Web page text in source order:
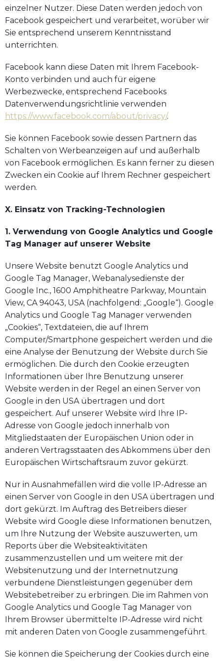
einzelner Nutzer. Diese Daten werden jedoch von
Facebook gespeichert und verarbeitet, worüber wir
Sie entsprechend unserem Kenntnisstand
unterrichten.
Facebook kann diese Daten mit Ihrem Facebook-
Konto verbinden und auch für eigene
Werbezwecke, entsprechend Facebooks
Datenverwendungsrichtlinie verwenden
https://www.facebook.com/about/privacy/.
Sie können Facebook sowie dessen Partnern das
Schalten von Werbeanzeigen auf und außerhalb
von Facebook ermöglichen. Es kann ferner zu diesen
Zwecken ein Cookie auf Ihrem Rechner gespeichert
werden.
X. Einsatz von Tracking-Technologien
1. Verwendung von Google Analytics und Google
Tag Manager auf unserer Website
Unsere Website benutzt Google Analytics und
Google Tag Manager, Webanalysedienste der
Google Inc., 1600 Amphitheatre Parkway, Mountain
View, CA 94043, USA (nachfolgend: „Google“). Google
Analytics und Google Tag Manager verwenden
„Cookies“, Textdateien, die auf Ihrem
Computer/Smartphone gespeichert werden und die
eine Analyse der Benutzung der Website durch Sie
ermöglichen. Die durch den Cookie erzeugten
Informationen über Ihre Benutzung unserer
Website werden in der Regel an einen Server von
Google in den USA übertragen und dort
gespeichert. Auf unserer Website wird Ihre IP-
Adresse von Google jedoch innerhalb von
Mitgliedstaaten der Europäischen Union oder in
anderen Vertragsstaaten des Abkommens über den
Europäischen Wirtschaftsraum zuvor gekürzt.
Nur in Ausnahmefällen wird die volle IP-Adresse an
einen Server von Google in den USA übertragen und
dort gekürzt. Im Auftrag des Betreibers dieser
Website wird Google diese Informationen benutzen,
um Ihre Nutzung der Website auszuwerten, um
Reports über die Websiteaktivitäten
zusammenzustellen und um weitere mit der
Websitenutzung und der Internetnutzung
verbundene Dienstleistungen gegenüber dem
Websitebetreiber zu erbringen. Die im Rahmen von
Google Analytics und Google Tag Manager von
Ihrem Browser übermittelte IP-Adresse wird nicht
mit anderen Daten von Google zusammengeführt.
Sie können die Speicherung der Cookies durch eine